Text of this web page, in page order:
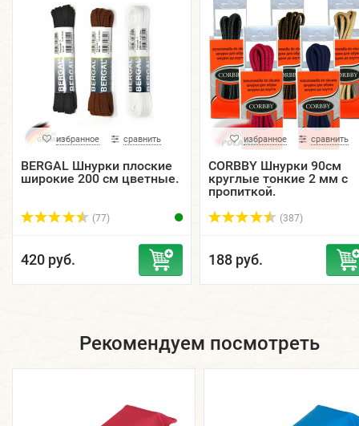
избранное сравнить
BERGAL Шнурки плоские
широкие 200 см цветные.
(77)
420 руб.
избранное сравнить
CORBBY Шнурки 90см
круглые тонкие 2 мм с
пропиткой.
(387)
188 руб.
Рекомендуем посмотреть